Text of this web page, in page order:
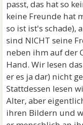
passt, das hat so
keine Freunde hat
so ist ist's schade),
sind NICHT seine
neben ihm auf der
Hand. Wir lesen
er es ja dar) nicht
Stattdessen lesen
Alter, aber
ihren Bildern und